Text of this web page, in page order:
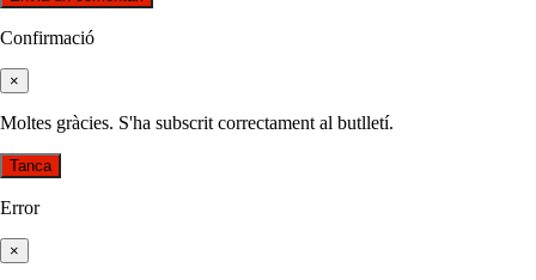
Confirmació
×
Moltes gràcies. S'ha subscrit correctament al butlletí.
Tanca
Error
×